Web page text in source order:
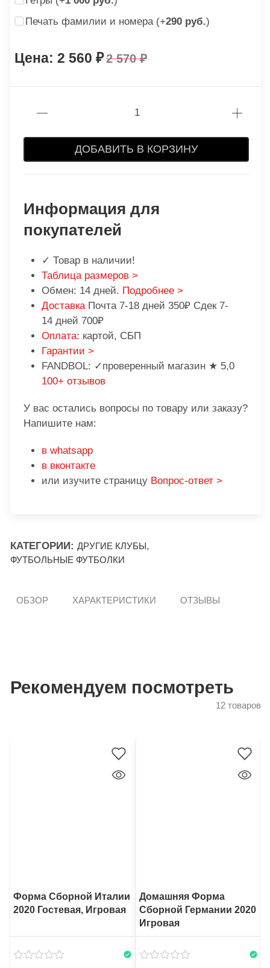
Печать фамилии и номера (+290 руб.)
2 560 2 570
ДОБАВИТЬ В КОРЗИНУ
Информация для
покупателей
✓ Товар в наличии!
Таблица размеров >
Обмен: 14 дней. Подробнее >
Доставка Почта 7-18 дней 350₽ Сдек 7-
14 дней 700₽
Оплата: картой, СБП
Гарантии >
FANDBOL: ✓проверенный магазин ★ 5,0
100+ отзывов
У вас остались вопросы по товару или заказу?
Напишите нам:
в whatsapp
в вконтакте
или изучите страницу Вопрос-ответ >
КАТЕГОРИИ: ДРУГИЕ КЛУБЫ,
ФУТБОЛЬНЫЕ ФУТБОЛКИ
ОБЗОР ХАРАКТЕРИСТИКИ ОТЗЫВЫ
Рекомендуем посмотреть
12 товаров
Форма Сборной Италии
2020 Гостевая, Игровая
Домашняя Форма
Сборной Германии 2020
Игровая